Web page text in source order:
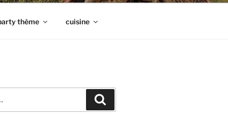
thème cuisine